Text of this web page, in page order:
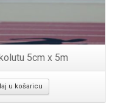
5cm x 5m
u košaricu